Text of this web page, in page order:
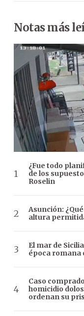
Notas más
¿Fue todo
de los
Roselin
Asunción:
altura
El mar de
época romana
Caso
homicidio
ordenan su